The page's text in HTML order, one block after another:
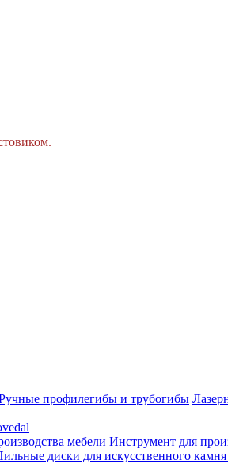
профилегибы и трубогибы
мебели Инструмент для
диски для искусственного камня